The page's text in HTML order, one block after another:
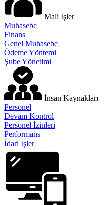
Mali İşler
Muhasebe
Finans
Genel Muhasebe
Ödeme Yöntemi
Şube Yönetimi
İnsan Kaynakları
Personel
Devam Kontrol
Personel İzinleri
Performans
İdari İşler